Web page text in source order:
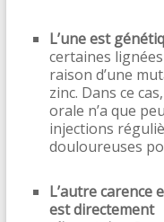
L’une est
certaines
raison d’une
zinc. Dans ce
orale n’a que
injections
douloureuses
L’autre carence
est directement